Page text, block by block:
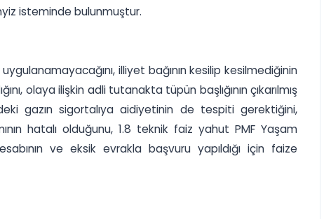
isteminde bulunmuştur.
illiyet bağının kesilip kesilmediğinin
olaya ilişkin adli tutanakta tüpün başlığının çıkarılmış
gazın sigortalıya aidiyetinin de tespiti gerektiğini,
hatalı olduğunu, 1.8 teknik faiz yahut PMF Yaşam
ve eksik evrakla başvuru yapıldığı için faize